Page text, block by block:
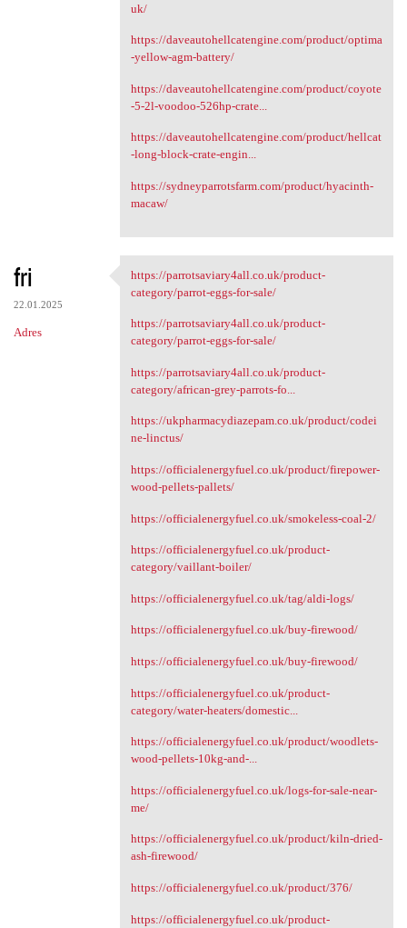
uk/
https://daveautohellcatengine.com/product/optima
-yellow-agm-battery/
https://daveautohellcatengine.com/product/coyote
-5-2l-voodoo-526hp-crate...
https://daveautohellcatengine.com/product/hellcat
-long-block-crate-engin...
https://sydneyparrotsfarm.com/product/hyacinth-
macaw/
fri
22.01.2025
Adres
https://parrotsaviary4all.co
https://parrotsaviary4all.co.uk/product-
category/parrot-eggs-for-sale/
https://parrotsaviary4all.co.uk/product-
category/parrot-eggs-for-sale/
https://parrotsaviary4all.co.uk/product-
category/african-grey-parrots-fo...
https://ukpharmacydiazepam.co.uk/product/codei
ne-linctus/
https://officialenergyfuel.co.uk/product/firepower-
wood-pellets-pallets/
https://officialenergyfuel.co.uk/smokeless-coal-2/
https://officialenergyfuel.co.uk/product-
category/vaillant-boiler/
https://officialenergyfuel.co.uk/tag/aldi-logs/
https://officialenergyfuel.co.uk/buy-firewood/
https://officialenergyfuel.co.uk/buy-firewood/
https://officialenergyfuel.co.uk/product-
category/water-heaters/domestic...
https://officialenergyfuel.co.uk/product/woodlets-
wood-pellets-10kg-and-...
https://officialenergyfuel.co.uk/logs-for-sale-near-
me/
https://officialenergyfuel.co.uk/product/kiln-dried-
ash-firewood/
https://officialenergyfuel.co.uk/product/376/
https://officialenergyfuel.co.uk/product-